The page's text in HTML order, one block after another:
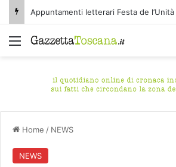
Appuntamenti letterari Festa de
Menu
Home / NEWS
NEWS